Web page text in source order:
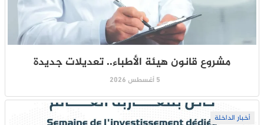
مشروع قانون هيئة الأطباء.. تعديلات جديدة
5 أغسطس 2026
أخبار الداخلة